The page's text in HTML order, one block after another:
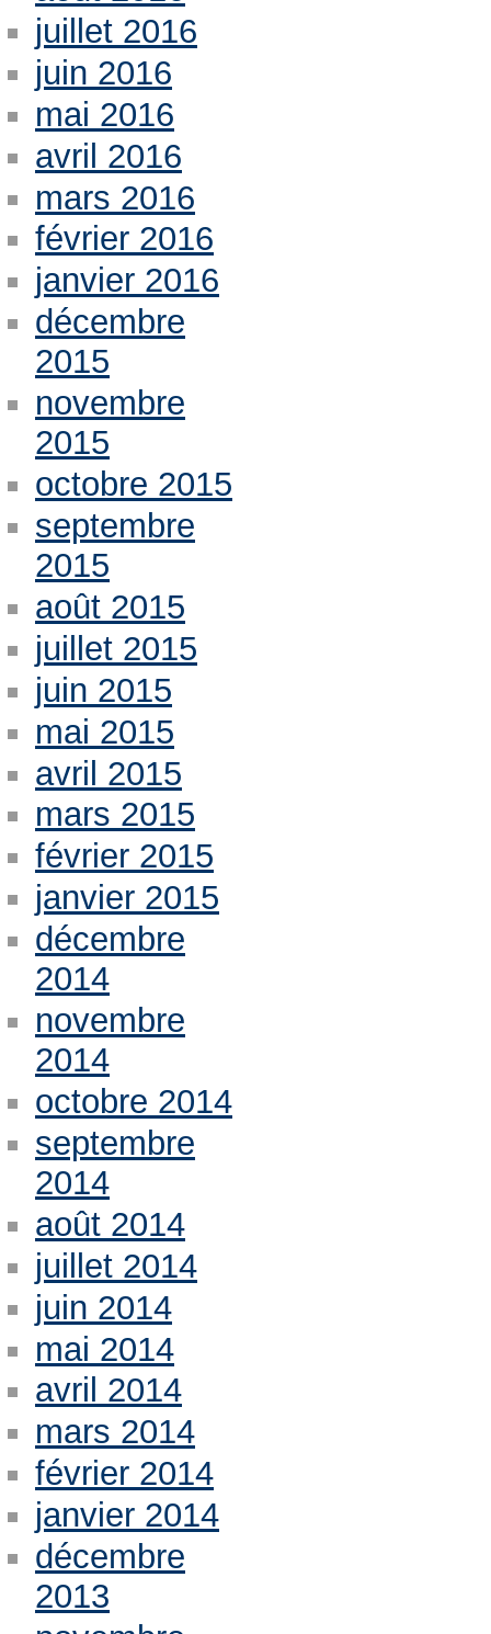
juillet 2016
juin 2016
mai 2016
avril 2016
mars 2016
février 2016
janvier 2016
décembre
2015
novembre
2015
octobre 2015
septembre
2015
août 2015
juillet 2015
juin 2015
mai 2015
avril 2015
mars 2015
février 2015
janvier 2015
décembre
2014
novembre
2014
octobre 2014
septembre
2014
août 2014
juillet 2014
juin 2014
mai 2014
avril 2014
mars 2014
février 2014
janvier 2014
décembre
2013